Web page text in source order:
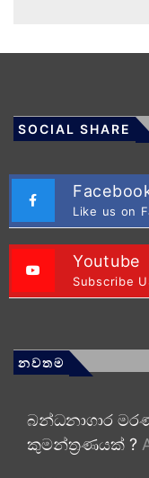
SOCIAL SHARE
Like us on
Youtube
Subscribe
නවතම
බන්ධනාගාර
කුමන්ත්‍රණයක් ?